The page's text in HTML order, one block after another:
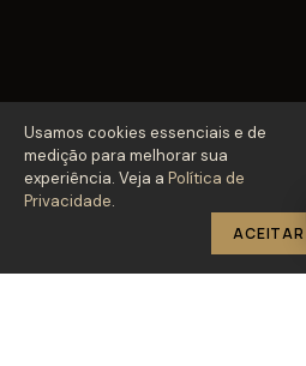
Usamos cookies essenciais e de
medição para melhorar sua
experiência. Veja a Política de
Privacidade.
ACEITAR